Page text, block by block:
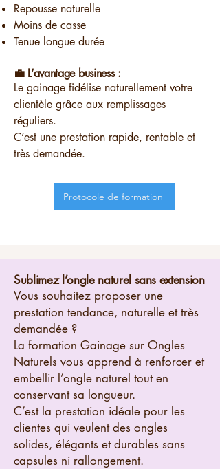
Repousse naturelle
Moins de casse
Tenue longue durée
💼 L’avantage business :
Le gainage fidélise naturellement votre
clientèle grâce aux remplissages
réguliers.
C’est une prestation rapide, rentable et
très demandée.
Protocole de formation
Sublimez l’ongle naturel sans extension
Vous souhaitez proposer une
prestation tendance, naturelle et très
demandée ?
La formation Gainage sur Ongles
Naturels vous apprend à renforcer et
embellir l’ongle naturel tout en
conservant sa longueur.
C’est la prestation idéale pour les
clientes qui veulent des ongles
solides, élégants et durables sans
capsules ni rallongement.